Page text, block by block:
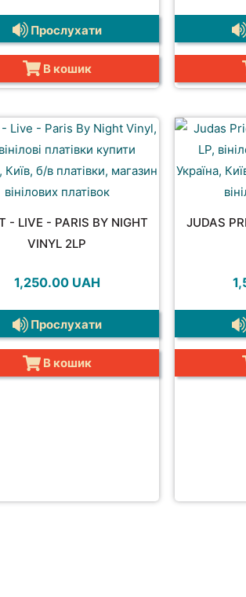
Прослухати
В кошик
- LIVE - PARIS BY NIGHT
VINYL 2LP
1,250.00 UAH
Прослухати
В кошик
JUDAS